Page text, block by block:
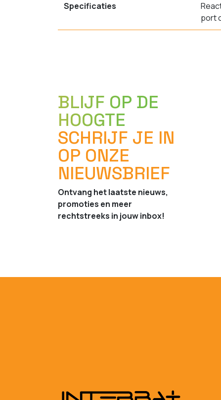
Specificaties
port
BLIJF OP DE
HOOGTE
SCHRIJF JE IN
OP ONZE
NIEUWSBRIEF
Ontvang het laatste nieuws,
promoties en meer
rechtstreeks in jouw inbox!